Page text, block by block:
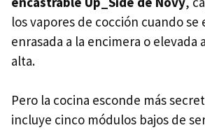
los vapores de cocción cuando se
enrasada a la encimera o elevada
alta.
Pero la cocina esconde más
incluye cinco módulos bajos de